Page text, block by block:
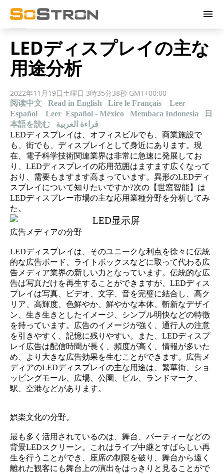
menu
LEDディスプレイの主な
用途分析
2022年11月19日土曜日 3時35分38秒 GMT+00:00
阅读中文 Read in English Lire le Français
Leer
Español
Leer Español - México Membaca Indonesia
日
本語を読む
قراءة العربية
LEDディスプレイは、オフィスビルでも、商業施設で
も、街でも、ディスプレイとして身近にあります。現
在、電子科学技術関連業界は非常に急速に発展してお
り、LEDディスプレイの応用范囲はますます広くなって
おり、需要もますます高まっています。異形のLEDディ
スプレイについて知りたいですか?次の【世窓智能】は
LEDディスプレー市場の主な応用業種分野を分析してみ
た。
広告メディアの分野
LEDディスプレイは、そのユニークな利点を徐々に伝統
的な広告ボード、ライトボックスなどに取って代わる広
告メディア業界の新しい力となっています。伝統的な広
告は写真だけを再生することができますが、LEDディス
プレイは写真、ビデオ、文字、音を完璧に結合し、高ク
リア、高輝度、色鮮やか、鮮やかな本体、斬新なデザイ
ン、生き生きとしたイメージ、シンプル明快などの特徴
を持っています。広告のイメージが強く、通行人の注意
を引きやすく、記憶に残りやすい。また、LEDディスプ
レイ広告は配信時間が長く、頻度が高く、情報が多いた
め、より大きな広告効果を生むことができます。広告メ
ディアのLEDディスプレイの主な用途は、繁華街、ショ
ッピングモール、広場、公園、ビル、ランドマーク、
駅、空港などがあります。
娯楽文化の分野。
最も多く活用されているのは、舞台、パーティーなどの
背景LEDスクリーン。これはライブ中継とすばらしい再
生を行うことができ、座席の制限を破り、舞台から遠く
離れた観客にも舞台上の演出をはっきりと見ることがで